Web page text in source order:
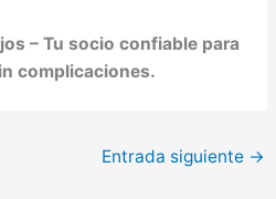
– Tu socio confiable para
complicaciones.
Entrada siguiente →